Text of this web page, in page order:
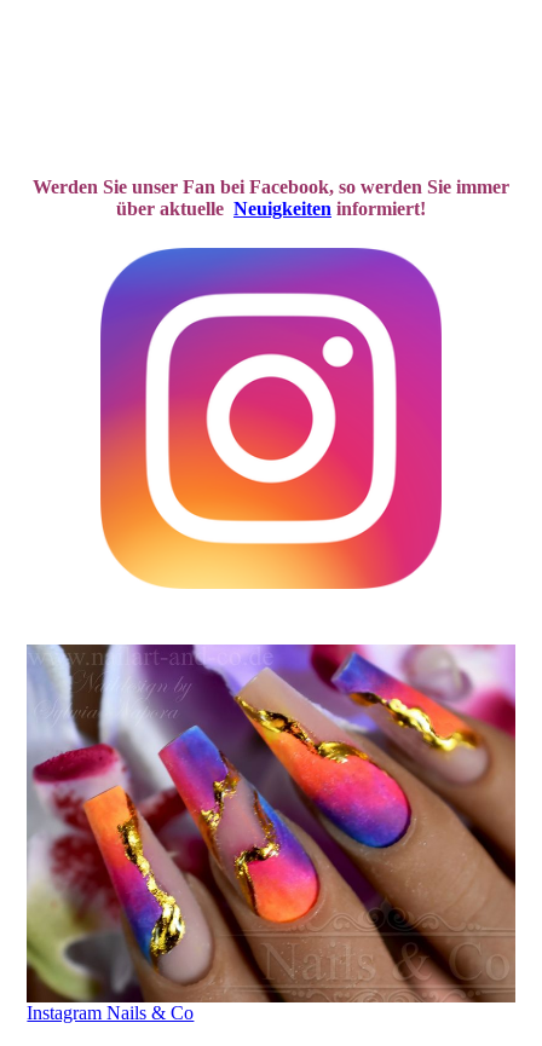
Werden Sie unser Fan bei Facebook, so werden Sie immer
über aktuelle Neuigkeiten informiert!
Instagram Nails & Co